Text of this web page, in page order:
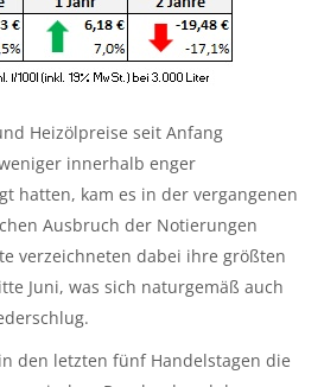
Heizölpreise seit Anfang
innerhalb enger
hatten, kam es in der vergangenen
Ausbruch der Notierungen
verzeichneten dabei ihre größten
Juni, was sich naturgemäß auch
den letzten fünf Handelstagen die